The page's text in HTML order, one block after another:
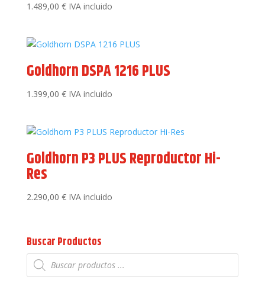
1.489,00 € IVA incluido
Goldhorn DSPA 1216 PLUS
1.399,00 € IVA incluido
Goldhorn P3 PLUS Reproductor Hi-
Res
2.290,00 € IVA incluido
Buscar Productos
Búsqueda
de
productos